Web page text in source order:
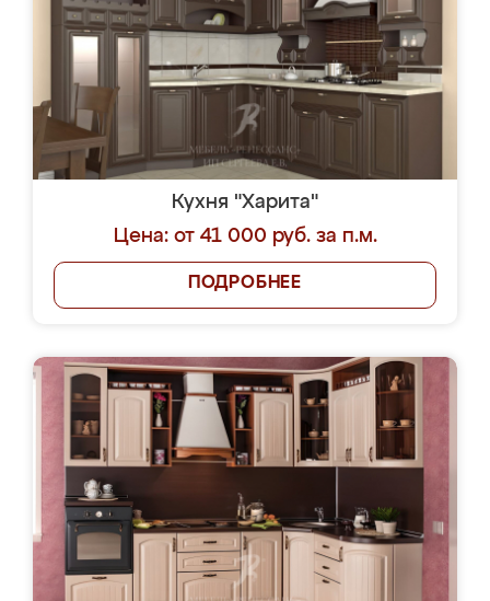
Кухня "Харита"
Цена: от 41 000 руб. за п.м.
ПОДРОБНЕЕ